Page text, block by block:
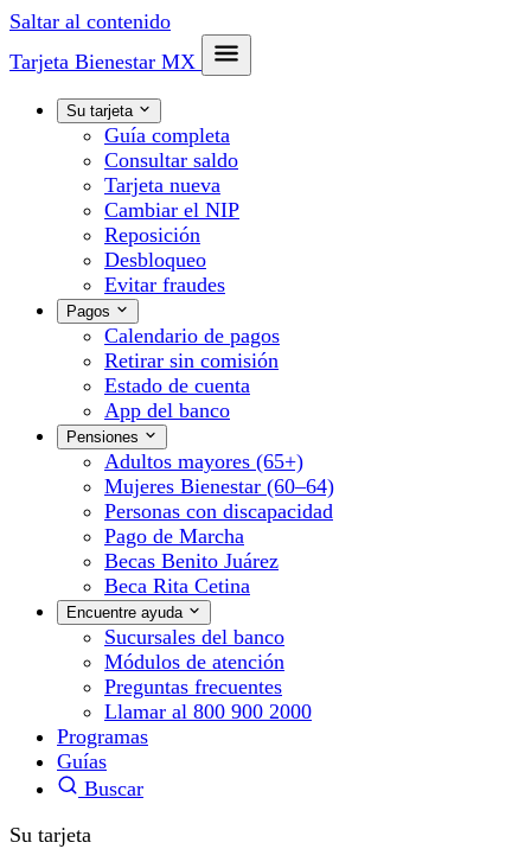
Saltar al contenido
Tarjeta Bienestar MX
Su tarjeta
Guía completa
Consultar saldo
Tarjeta nueva
Cambiar el NIP
Reposición
Desbloqueo
Evitar fraudes
Pagos
Calendario de pagos
Retirar sin comisión
Estado de cuenta
App del banco
Pensiones
Adultos mayores (65+)
Mujeres Bienestar (60–64)
Personas con discapacidad
Pago de Marcha
Becas Benito Juárez
Beca Rita Cetina
Encuentre ayuda
Sucursales del banco
Módulos de atención
Preguntas frecuentes
Llamar al 800 900 2000
Programas
Guías
Buscar
Su tarjeta